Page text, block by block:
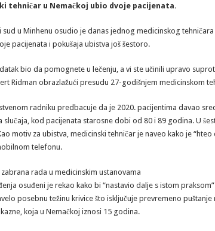
tehničar u Nemačkoj ubio dvoje pacijenata.
sud u Minhenu osudio je danas jednog medicinskog
pacijenata i pokušaja ubistva još šestoro.
bio da pomognete u lečenju, a vi ste učinili upravo
Ridman obrazlažući presudu 27-godišnjem medicinskom
radniku predbacuje da je 2020. pacijentima davao
slučaja, kod pacijenata starosne dobi od 80 i 89 godina. U
motiv za ubistva, medicinski tehničar je naveo kako je
telefonu.
rada u medicinskim ustanovama
osuđeni je rekao kako bi “nastavio dalje s istom
posebnu težinu krivice što isključuje prevremeno
koja u Nemačkoj iznosi 15 godina.